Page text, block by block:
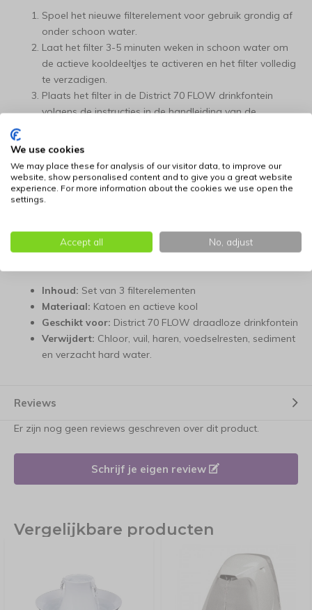
Spoel het nieuwe filterelement voor gebruik grondig af
onder schoon water.
Laat het filter 3-5 minuten weken in schoon water om
de actieve kooldeeltjes te activeren en het filter volledig
te verzadigen.
Plaats het filter in de District 70 FLOW drinkfontein
volgens de instructies in de handleiding van de
Vervangingsinterval:
Voor optimale filtratieresultaten en het behoud van de
waterkwaliteit, raden we aan om de filterelementen elke 30-
Inhoud: Set van 3 filterelementen
Materiaal: Katoen en actieve kool
Geschikt voor: District 70 FLOW draadloze drinkfontein
Verwijdert: Chloor, vuil, haren, voedselresten, sediment
en verzacht hard water.
Reviews
Er zijn nog geen reviews geschreven over dit product.
Schrijf je eigen review
Vergelijkbare producten
We use cookies
We may place these for analysis of our visitor data, to improve our
website, show personalised content and to give you a great website
experience. For more information about the cookies we use open the
settings.
Accept all No, adjust